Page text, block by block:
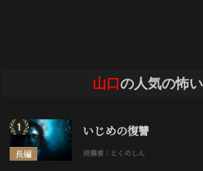
山口の人気の怖
長編
いじめの復讐
投稿者：とくのしん